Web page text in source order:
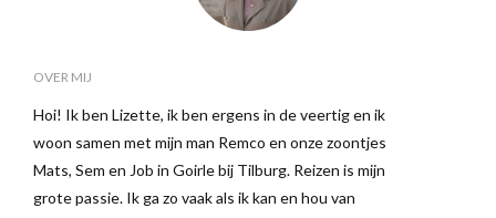
OVER MIJ
Hoi! Ik ben Lizette, ik ben ergens in de veertig en ik
woon samen met mijn man Remco en onze zoontjes
Mats, Sem en Job in Goirle bij Tilburg. Reizen is mijn
grote passie. Ik ga zo vaak als ik kan en hou van